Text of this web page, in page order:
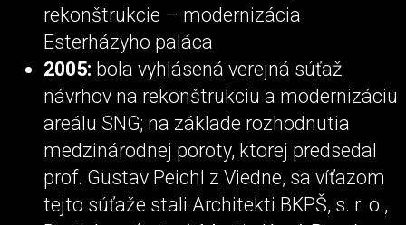
rekonštrukcie – modernizácia
Esterházyho paláca
2005: bola vyhlásená verejná súťaž
návrhov na rekonštrukciu a modernizáciu
areálu SNG; na základe rozhodnutia
medzinárodnej poroty, ktorej predsedal
prof. Gustav Peichl z Viedne, sa víťazom
tejto súťaže stali Architekti BKPŠ, s. r. o.,